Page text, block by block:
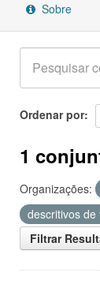
Sobre
Ordenar por
1
Organizações:
descritivos de
Filtrar